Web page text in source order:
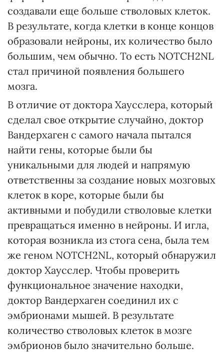
создавали еще больше стволовых клеток.
В результате, когда клетки в конце концов
образовали нейроны, их количество было
большим, чем обычно. То есть NOTCH2NL
стал причиной появления большего
мозга.
В отличие от доктора Хаусслера, который
сделал свое открытие случайно, доктор
Вандерхаген с самого начала пытался
найти гены, которые были бы
уникальными для людей и напрямую
ответственны за создание новых мозговых
клеток в коре, которые были бы
активными и побудили стволовые клетки
превращаться именно в нейроны. И игла,
которая возникла из стога сена, была тем
же геном NOTCH2NL, который обнаружил
доктор Хаусслер. Чтобы проверить
функциональное значение находки,
доктор Вандерхаген соединил их с
эмбрионами мышей. В результате
количество стволовых клеток в мозге
эмбрионов было значительно больше.